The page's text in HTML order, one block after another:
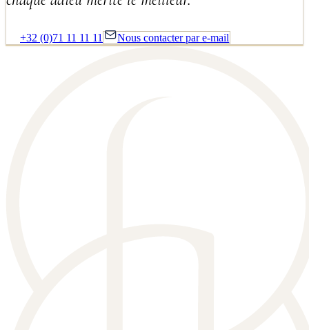
+32 (0)71 11 11 11 Nous contacter par e-mail